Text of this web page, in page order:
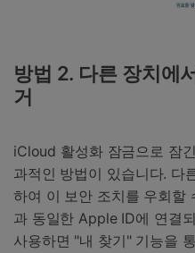
방법 2. 다른 장치에
거
iCloud 활성화 잠금으로 잠
과적인 방법이 있습니다. 다
하여 이 보안 조치를 우회할
과 동일한 Apple ID에 연결
사용하면 "내 찾기" 기능을